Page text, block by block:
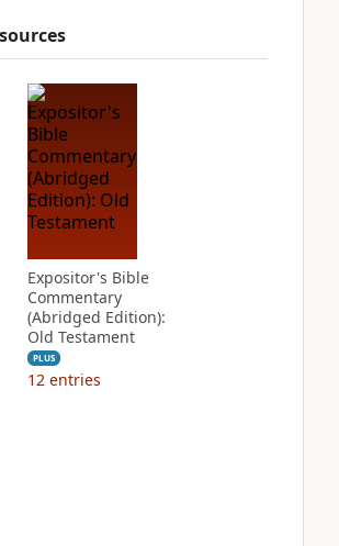
Expositor's Bible
Commentary
(Abridged Edition):
Old Testament
PLUS
12 entries